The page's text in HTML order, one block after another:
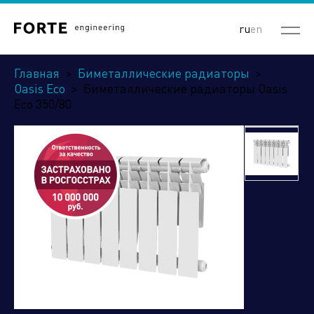
ruen
Главная > Биметаллические радиаторы >
Oasis Eco > Биметаллические радиаторы Oasis
Eco 350/80